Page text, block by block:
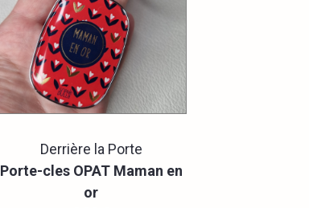
Derrière la Porte
Porte-cles OPAT Maman en
or